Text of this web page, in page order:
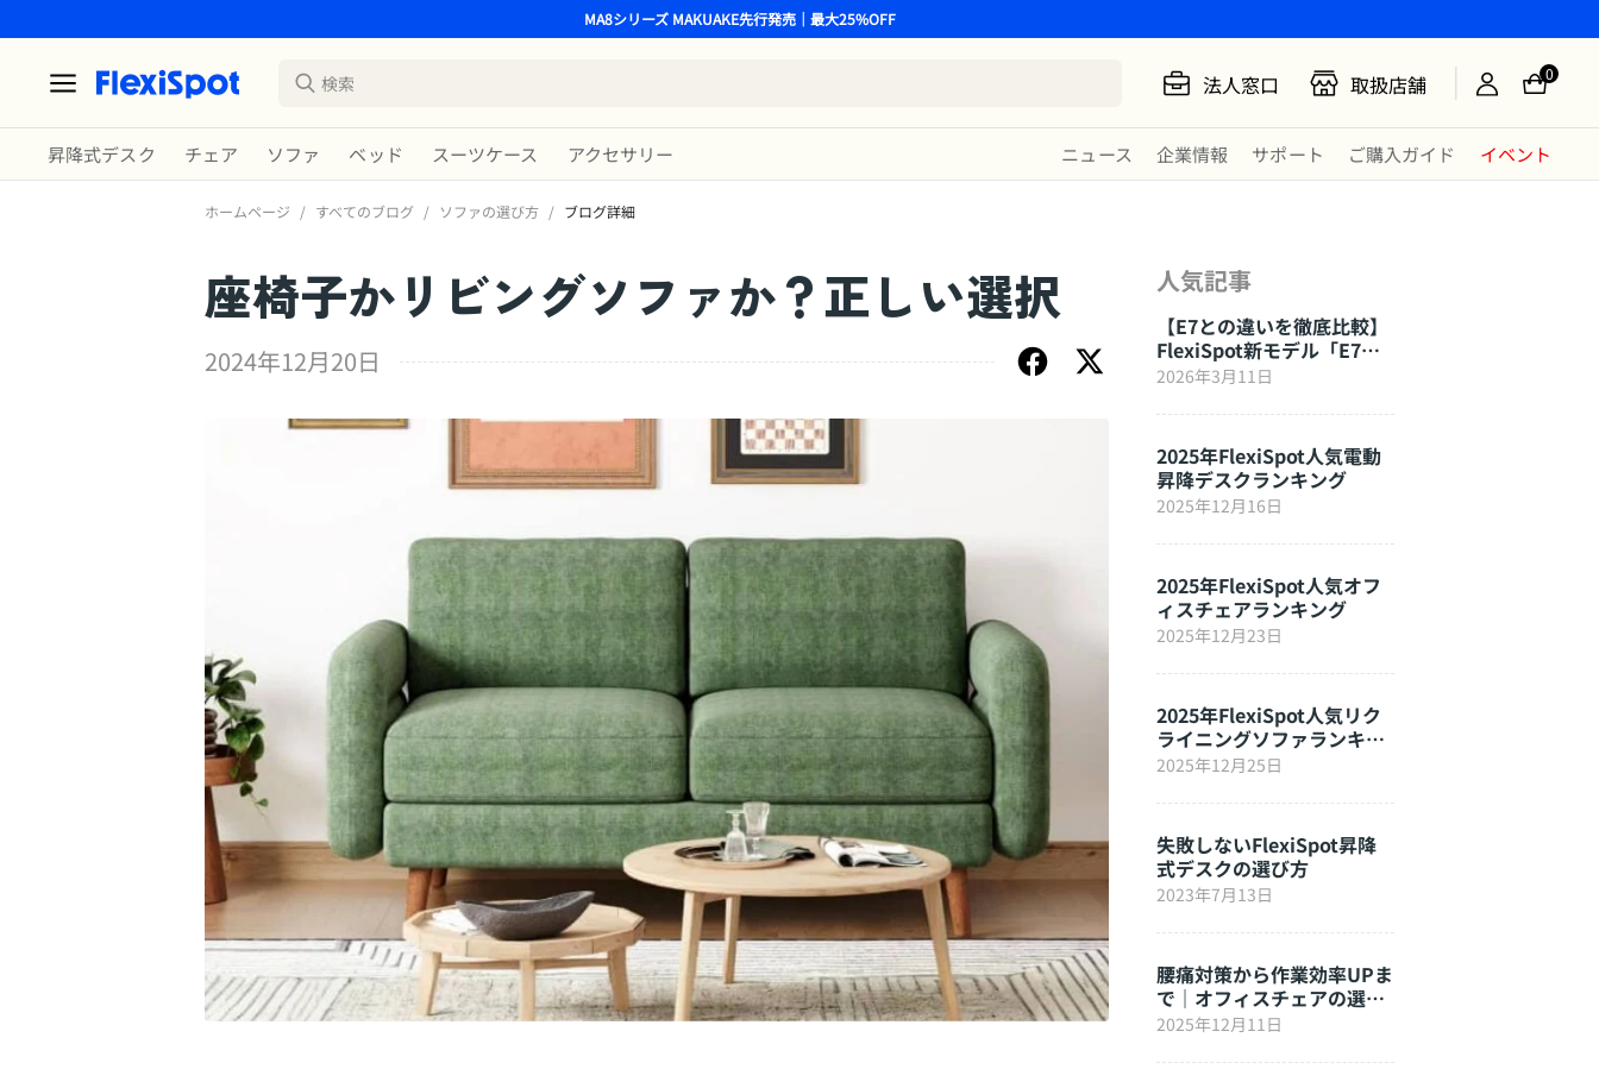
MA8シリーズ MAKUAKE先行発売｜最大25%OFF
法人窓口 取扱店舗 0
昇降式デスク チェア ソファ ベッド スーツケース アクセサリー ニュース 企業情報 サポート ご購入ガイド イベント
ホームページ / すべてのブログ / ソファの選び方 / ブログ詳細
座椅子かリビングソファか？正しい選択
2024年12月20日
人気記事
【E7との違いを徹底比較】
FlexiSpot新モデル「E7
Click」はここが進化した
2026年3月11日
2025年FlexiSpot人気電動
昇降デスクランキング
2025年12月16日
2025年FlexiSpot人気オフ
ィスチェアランキング
2025年12月23日
2025年FlexiSpot人気リク
ライニングソファランキン
グ
2025年12月25日
失敗しないFlexiSpot昇降
式デスクの選び方
2023年7月13日
腰痛対策から作業効率UPま
で｜オフィスチェアの選び
方完全ガイド
2025年12月11日